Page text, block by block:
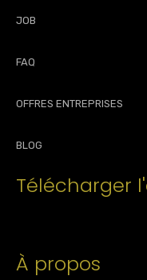
JOB
FAQ
OFFRES ENTREPRISES
BLOG
Télécharger
À propos